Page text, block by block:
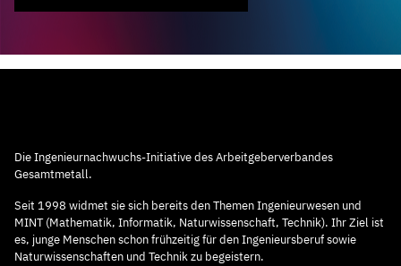
Die Ingenieurnachwuchs-Initiative des Arbeitgeberverbandes
Gesamtmetall.
Seit 1998 widmet sie sich bereits den Themen Ingenieurwesen und
MINT (Mathematik, Informatik, Naturwissenschaft, Technik). Ihr Ziel ist
es, junge Menschen schon frühzeitig für den Ingenieursberuf sowie
Naturwissenschaften und Technik zu begeistern.